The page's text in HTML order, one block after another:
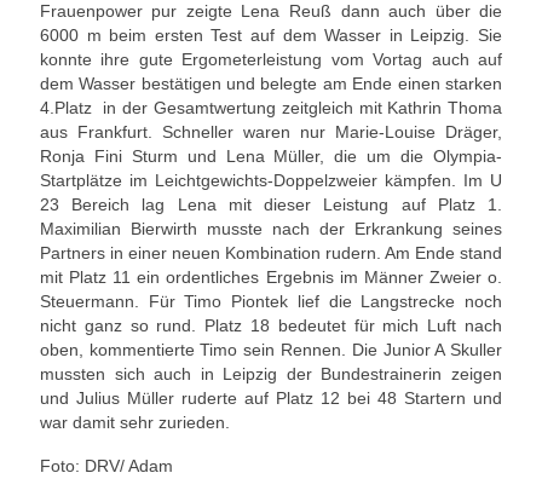
Masters Rudern
Drachenboot
Jugendrudern
Allgemeiner Ruderbetrieb/ Wanderrudern
Fitness/Gymnastik/Seniorensport
Herzsport
Volleyball
Unser Bootshaus
Bootshaus Galerie
Übernachtung
Frauenpower pur zeigte Lena Reuß dann auch über die
6000 m beim ersten Test auf dem Wasser in Leipzig. Sie
konnte ihre gute Ergometerleistung vom Vortag auch auf
dem Wasser bestätigen und belegte am Ende einen starken
4.Platz in der Gesamtwertung zeitgleich mit Kathrin Thoma
aus Frankfurt. Schneller waren nur Marie-Louise Dräger,
Ronja Fini Sturm und Lena Müller, die um die Olympia-
Startplätze im Leichtgewichts-Doppelzweier kämpfen. Im U
23 Bereich lag Lena mit dieser Leistung auf Platz 1.
Maximilian Bierwirth musste nach der Erkrankung seines
Partners in einer neuen Kombination rudern. Am Ende stand
mit Platz 11 ein ordentliches Ergebnis im Männer Zweier o.
Steuermann. Für Timo Piontek lief die Langstrecke noch
nicht ganz so rund. Platz 18 bedeutet für mich Luft nach
oben, kommentierte Timo sein Rennen. Die Junior A Skuller
mussten sich auch in Leipzig der Bundestrainerin zeigen
und Julius Müller ruderte auf Platz 12 bei 48 Startern und
war damit sehr zurieden.
Foto: DRV/ Adam